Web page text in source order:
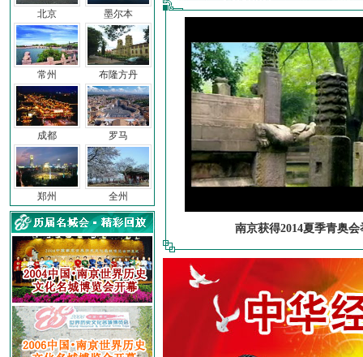
北京
常州
成都
郑州
墨尔本
布隆方丹
罗马
全州
南京获得2014夏季青奥会